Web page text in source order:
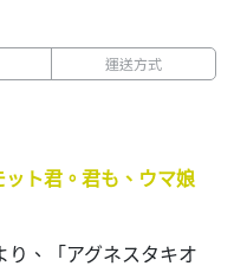
運送方式
ト君。君も、ウマ娘
り、「アグネスタキオ